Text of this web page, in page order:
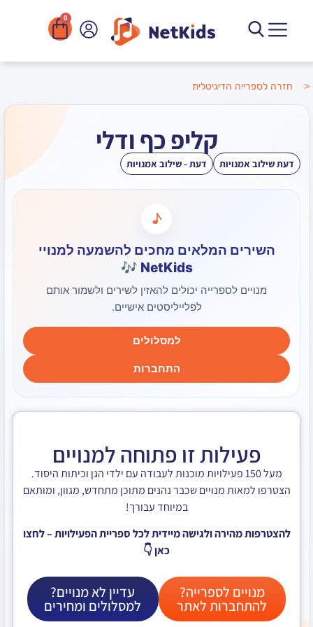
קליפ כף ודלי
דעת - שילוב אמנויות
המלאים מחכים להשמעה למנויי
לספרייה יכולים להאזין לשירים ולשמור אותם
לפלייליסטים אישיים.
זו פתוחה למנויים
150 פעילויות מוכנות לעבודה עם ילדי הגן וכיתות היסוד.
מנויים שכבר נהנים מתוכן מתחדש, מגוון, ומותאם
ולגישה מיידית לכל ספריית הפעילויות – לחצו
לספרייה?
לאתר
עדיין לא מנויים?
למסלולים ומחירים